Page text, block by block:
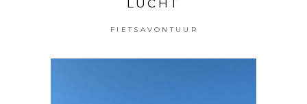
LUCHT
FIETSAVONTUUR